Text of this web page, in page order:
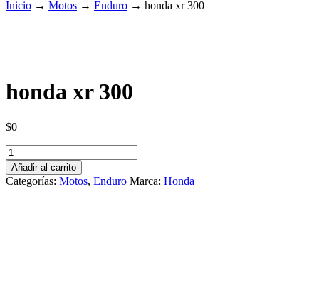
Inicio → Motos → Enduro → honda xr 300
honda xr 300
$0
honda
xr
300
cantidad
Añadir al carrito
Categorías: Motos, Enduro Marca: Honda